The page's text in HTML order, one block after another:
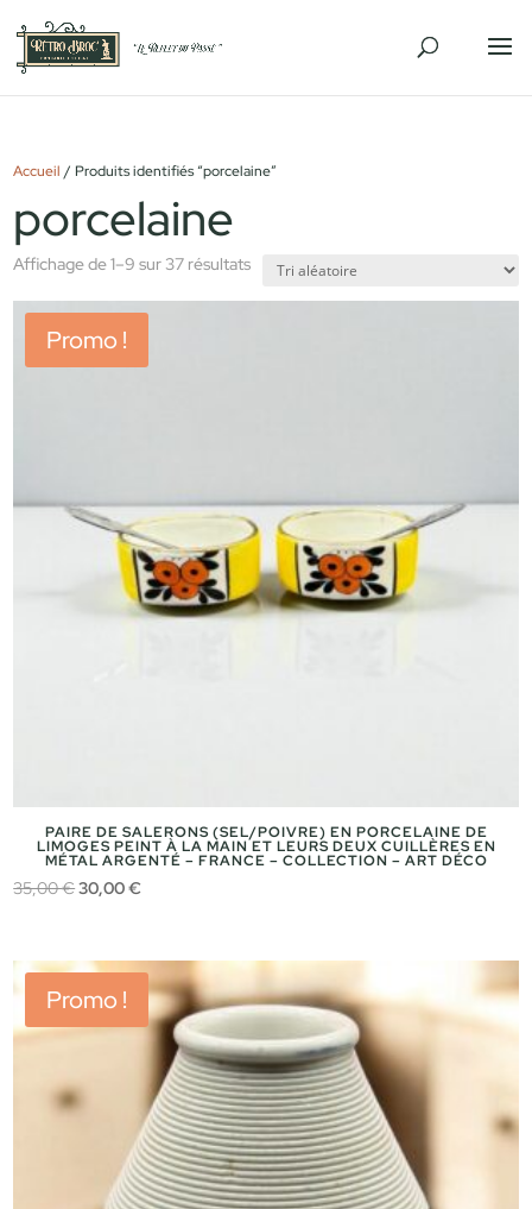
Accueil / Produits identifiés “porcelaine”
porcelaine
Affichage de 1–9 sur 37 résultats
Promo !
PAIRE DE SALERONS (SEL/POIVRE) EN PORCELAINE DE
LIMOGES PEINT À LA MAIN ET LEURS DEUX CUILLÈRES EN
MÉTAL ARGENTÉ – FRANCE – COLLECTION – ART DÉCO
35,00€Le
était :
35,00 €.
30,00€Le
est :
30,00 €.
Promo !